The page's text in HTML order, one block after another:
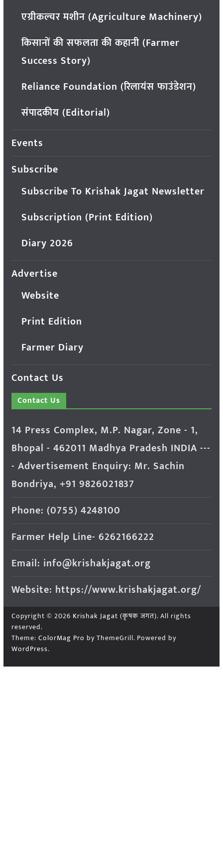
एग्रीकल्चर मशीन (Agriculture Machinery)
किसानों की सफलता की कहानी (Farmer
Success Story)
Reliance Foundation (रिलायंस फाउंडेशन)
संपादकीय (Editorial)
Events
Subscribe
Subscribe To Krishak Jagat Newsletter
Subscription (Print Edition)
Diary 2026
Advertise
Website
Print Edition
Farmer Diary
Contact Us
Contact Us
14 Press Complex, M.P. Nagar, Zone - 1,
Bhopal - 462011 Madhya Pradesh INDIA ---
- Advertisement Enquiry: Mr. Sachin
Bondriya, +91 9826021837
Phone: (0755) 4248100
Farmer Help Line- 6262166222
Email: info@krishakjagat.org
Website: https://www.krishakjagat.org/
Copyright © 2026 Krishak Jagat (कृषक जगत). All rights
reserved.
Theme: ColorMag Pro by ThemeGrill. Powered by
WordPress.